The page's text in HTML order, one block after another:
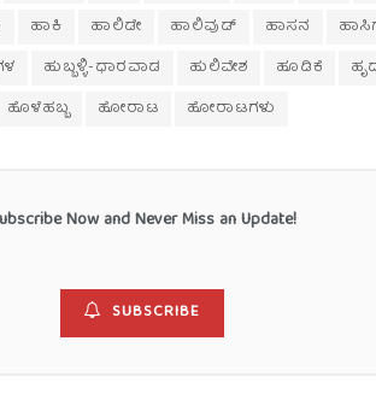
ಹಾಕಿ ಹಾಲಿಡೇ ಹಾಲಿವುಡ್ ಹಾಸನ
ಹುಬ್ಬಳ್ಳಿ-ಧಾರವಾಡ ಹುಲಿವೇಶ ಹೂಡಿಕೆ
ಹೊಳೆಹಬ್ಬ ಹೋರಾಟ ಹೋರಾಟಗಳು
Now and Never Miss an Update!
SUBSCRIBE